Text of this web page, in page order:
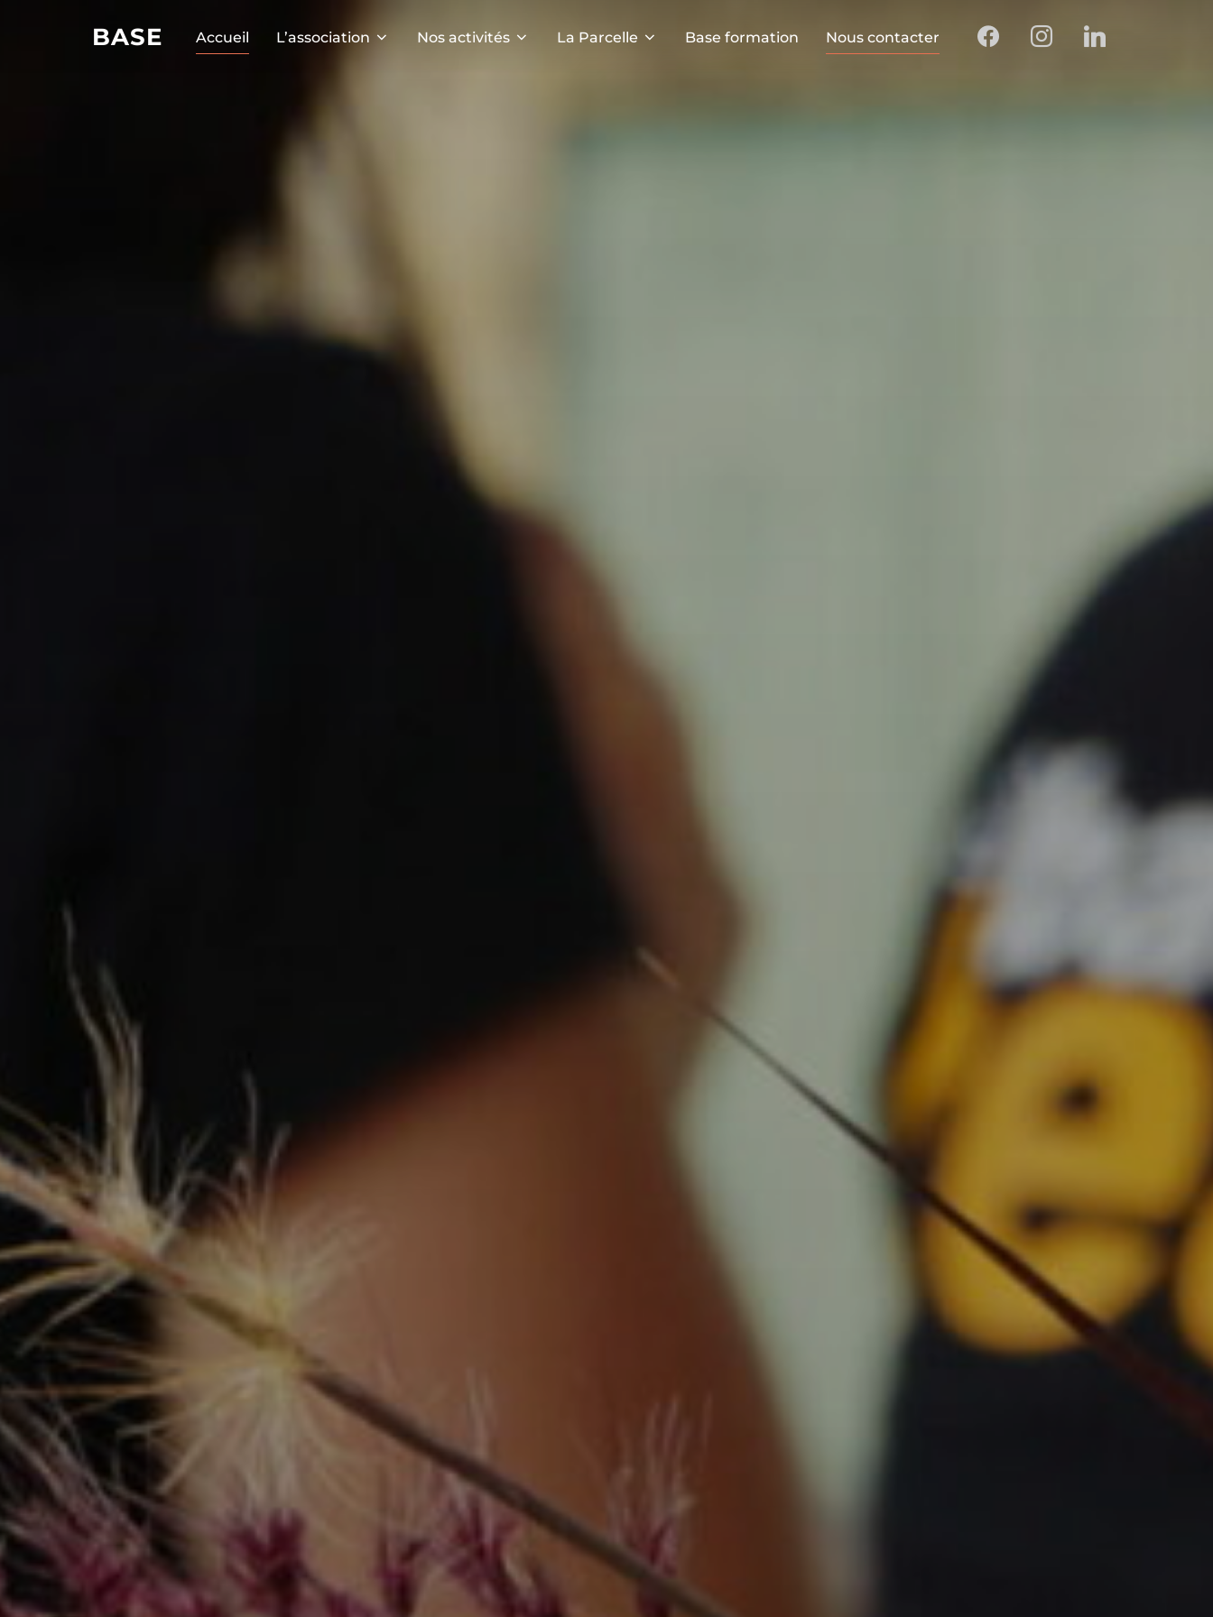
BASE Accueil L’association Nos activités La Parcelle Base formation Nous contacter